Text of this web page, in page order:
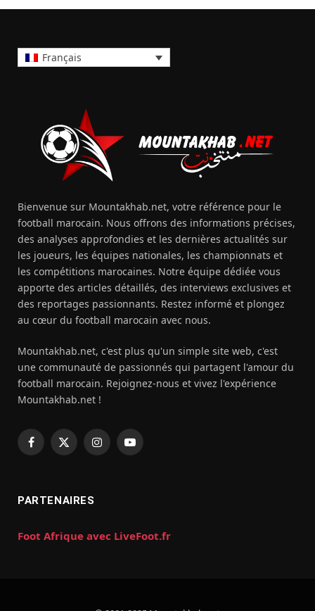
Français
Bienvenue sur Mountakhab.net, votre référence pour le
football marocain. Nous offrons des informations précises,
des analyses approfondies et les dernières actualités sur
les joueurs, les équipes nationales, les championnats et
les compétitions marocaines. Notre équipe dédiée vous
apporte des articles détaillés, des interviews exclusives et
des reportages passionnants. Restez informé et plongez
au cœur du football marocain avec nous.
Mountakhab.net, c'est plus qu'un simple site web, c'est
une communauté de passionnés qui partagent l'amour du
football marocain. Rejoignez-nous et vivez l'expérience
Mountakhab.net !
Facebook
X
InstagramYouTube
PARTENAIRES
Foot Afrique avec LiveFoot.fr